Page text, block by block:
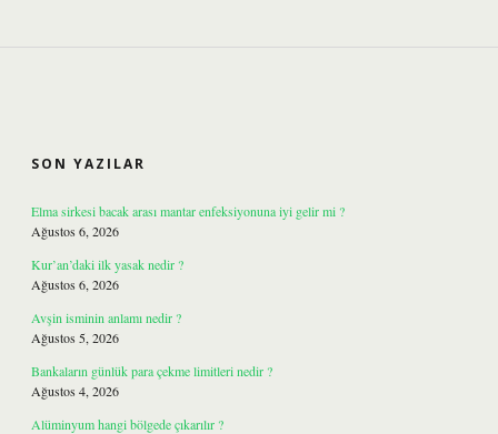
SON YAZILAR
Elma sirkesi bacak arası mantar enfeksiyonuna iyi gelir mi ?
Ağustos 6, 2026
Kur’an’daki ilk yasak nedir ?
Ağustos 6, 2026
Avşin isminin anlamı nedir ?
Ağustos 5, 2026
Bankaların günlük para çekme limitleri nedir ?
Ağustos 4, 2026
Alüminyum hangi bölgede çıkarılır ?